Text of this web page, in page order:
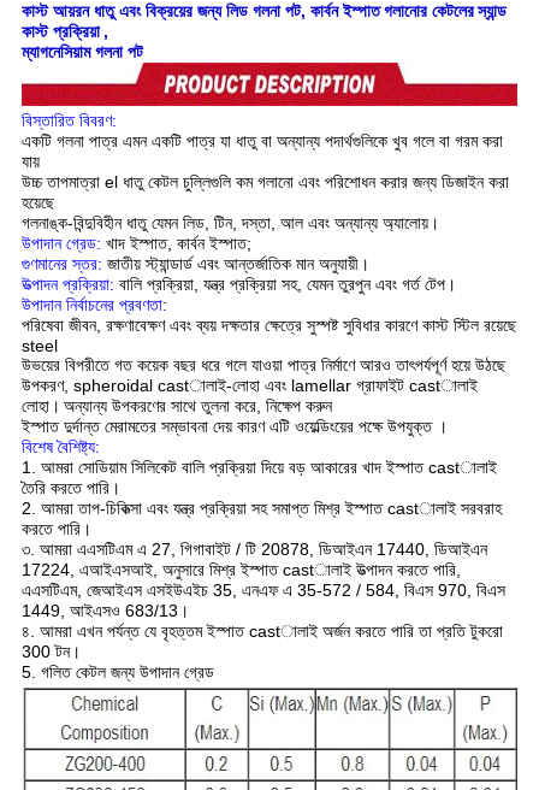
কাস্ট আয়রন ধাতু এবং বিক্রয়ের জন্য লিড গলনা পট, কার্বন ইস্পাতগলানোর কেটলেরস্যান্ড
কাস্ট প্রক্রিয়া ,
ম্যাগনেসিয়াম গলনা পট
বিস্তারিত বিবরণ:
একটি গলনা পাত্র এমন একটি পাত্র যা ধাতু বা অন্যান্য পদার্থগুলিকে খুব গলে বা গরম করা
যায়
উচ্চ তাপমাত্রা el ধাতু কেটল চুল্লিগুলি কম গলানো এবং পরিশোধন করার জন্য ডিজাইন করা
হয়েছে
গলনাঙ্ক-বিন্দুবিহীন ধাতু যেমন লিড, টিন, দস্তা, আল এবং অন্যান্য অ্যালোয়।
উপাদান গ্রেড: খাদ ইস্পাত, কার্বন ইস্পাত;
গুণমানের স্তর: জাতীয় স্ট্যান্ডার্ড এবং আন্তর্জাতিক মান অনুযায়ী।
উত্পাদন প্রক্রিয়া: বালি প্রক্রিয়া, যন্ত্র প্রক্রিয়া সহ, যেমন তুরপুন এবং গর্ত টেপ।
উপাদান নির্বাচনের প্রবণতা:
পরিষেবা জীবন, রক্ষণাবেক্ষণ এবং ব্যয় দক্ষতার ক্ষেত্রে সুস্পষ্ট সুবিধার কারণে কাস্ট স্টিল রয়েছে
steel
উভয়ের বিপরীতে গত কয়েক বছর ধরে গলে যাওয়া পাত্র নির্মাণে আরও তাৎপর্যপূর্ণ হয়ে উঠছে
উপকরণ, spheroidal castালাই-লোহা এবং lamellar গ্রাফাইট castালাই
লোহা। অন্যান্য উপকরণের সাথে তুলনা করে, নিক্ষেপ করুন
ইস্পাত দুর্দান্ত মেরামতের সম্ভাবনা দেয় কারণ এটি ওয়েল্ডিংয়ের পক্ষে উপযুক্ত ।
বিশেষ বৈশিষ্ট্য:
1. আমরা সোডিয়াম সিলিকেট বালি প্রক্রিয়া দিয়ে বড় আকারের খাদ ইস্পাত castালাই
তৈরি করতে পারি।
2. আমরা তাপ-চিকিত্সা এবং যন্ত্র প্রক্রিয়া সহ সমাপ্ত মিশ্র ইস্পাত castালাই সরবরাহ
করতে পারি।
৩. আমরা এএসটিএম এ 27, গিগাবাইট / টি 20878, ডিআইএন 17440, ডিআইএন
17224, এআইএসআই, অনুসারে মিশ্র ইস্পাত castালাই উত্পাদন করতে পারি,
এএসটিএম, জেআইএস এসইউএইচ 35, এনএফ এ 35-572 / 584, বিএস 970, বিএস
1449, আইএসও 683/13।
৪. আমরা এখন পর্যন্ত যে বৃহত্তম ইস্পাত castালাই অর্জন করতে পারি তা প্রতি টুকরো
300 টন।
5. গলিত কেটল জন্য উপাদান গ্রেড